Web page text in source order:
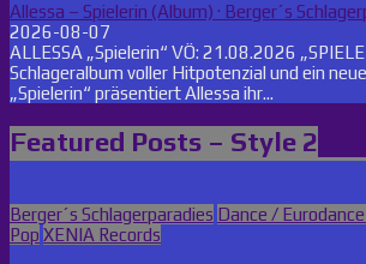
Allessa – Spielerin (Album) · Berger´s
2026-08-07
ALLESSA „Spielerin“ VÖ: 21.08.2026
Schlageralbum voller Hitpotenzial und ein
„Spielerin“ präsentiert Allessa ihr...
Featured Posts – Style 2
Posted
in
Berger´s Schlagerparadies Dance /
Pop XENIA Records